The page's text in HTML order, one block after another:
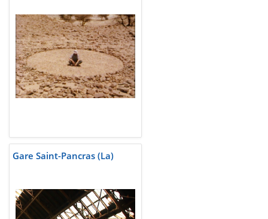
Gare Saint-Pancras (La)